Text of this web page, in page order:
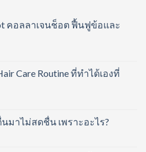
คอลลาเจนช็อต ฟื้นฟูข้อและ
Care Routine ที่ทำได้เองที่
มาไม่สดชื่น เพราะอะไร?